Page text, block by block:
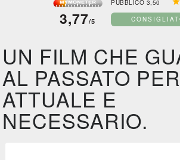
3,77/5
PUBBLICO 3,50
UN FILM CHE
AL PASSATO
ATTUALE E
NECESSARIO.